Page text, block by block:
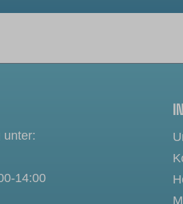
unter:
14:00